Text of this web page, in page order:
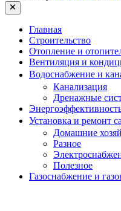
Close
Главная
Строительство
Отопление и
Вентиляция и
Водоснабжение и
Канализация
Дренажные
Установка и ремонт
Домашние
Разное
Полезное
Газоснабжение и